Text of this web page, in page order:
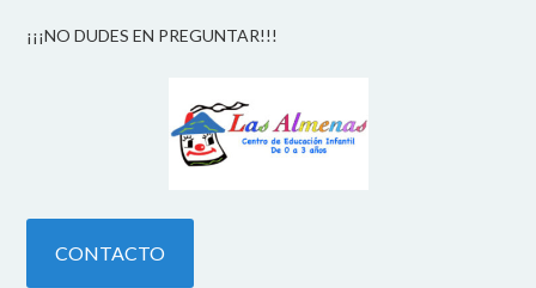
¡¡¡NO DUDES EN PREGUNTAR!!!
CONTACTO